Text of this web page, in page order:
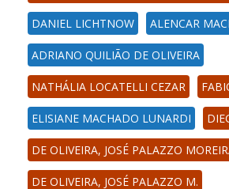
DANIEL LICHTNOW ALENCAR
ADRIANO QUILIÃO DE OLIVEIRA
NATHÁLIA LOCATELLI CEZAR
ELISIANE MACHADO LUNARDI
DE OLIVEIRA, JOSÉ PALAZZO
DE OLIVEIRA, JOSÉ PALAZZO M.